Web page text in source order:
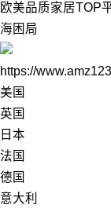
欧美品质家居TOP
海困局
https://
美国
英国
日本
法国
德国
意大利